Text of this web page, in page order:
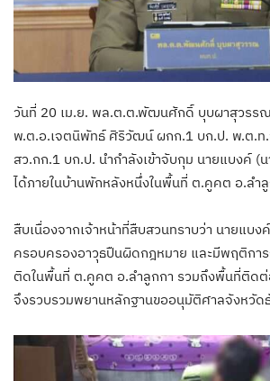
วันที่ 20 เม.ย. พล.ต.ต.พัฒนศักดิ์ บุบผาสุวรร
พ.ต.อ.เจตนิพัทธ์ ศิริวัฒน์ ผกก.1 บก.ป. พ.ต.ท.
สว.กก.1 บก.ป. นำกำลังเข้าจับกุม นายแบงค์ (
ได้ภายในบ้านพักหลังหนึ่งในพื้นที่ ต.คูคต อ.ลำ
สืบเนื่องจากเจ้าหน้าที่สืบสวนทราบว่า นายแบ
ครอบครองอาวุธปืนผิดกฎหมาย และมีพฤติกา
ติดในพื้นที่ ต.คูคต อ.ลำลูกกา รวมถึงพื้นที่ติด
จึงรวบรวมพยานหลักฐานขออนุมัติศาลจังหวัด